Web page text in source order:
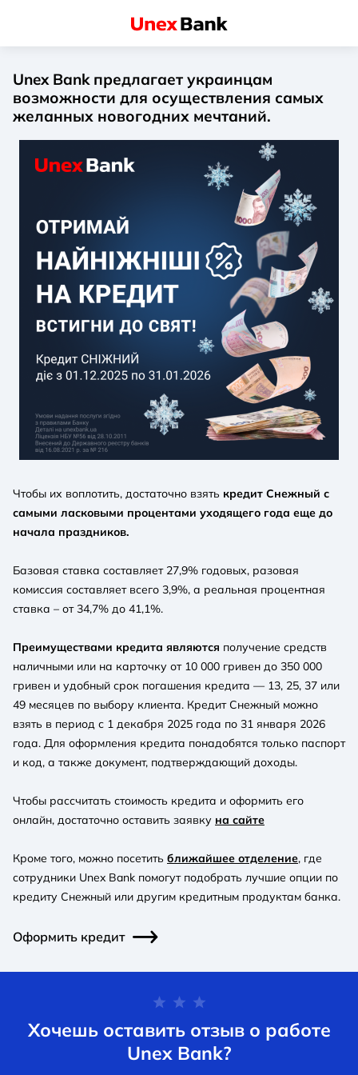
Чтобы их воплотить, достаточно взять кредит Снежный с
самыми ласковыми процентами уходящего года еще до
начала праздников.
Базовая ставка составляет 27,9% годовых, разовая
комиссия составляет всего 3,9%, а реальная процентная
ставка – от 34,7% до 41,1%.
Преимуществами кредита являются получение средств
наличными или на карточку от 10 000 гривен до 350 000
гривен и удобный срок погашения кредита — 13, 25, 37 или
49 месяцев по выбору клиента. Кредит Снежный можно
взять в период с 1 декабря 2025 года по 31 января 2026
года. Для оформления кредита понадобятся только паспорт
и код, а также документ, подтверждающий доходы.
Чтобы рассчитать стоимость кредита и оформить его
онлайн, достаточно оставить заявку на сайте
Кроме того, можно посетить ближайшее отделение, где
сотрудники Unex Bank помогут подобрать лучшие опции по
кредиту Снежный или другим кредитным продуктам банка.
Оформить кредит
Unex Bank предлагает украинцам
возможности для осуществления самых
желанных новогодних мечтаний.
Хочешь оставить отзыв о работе
Unex Bank?